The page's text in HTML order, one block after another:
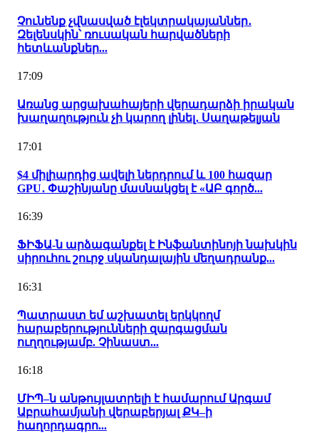
Չունենք չվնասված էլեկտրակայաններ․
Զելենսկին՝ ռուսական հարվածների
հետևանքներ...
17:09
Առանց արցախահայերի վերադարձի իրական
խաղաղություն չի կարող լինել․ Սաղաթելյան
17:01
$4 միլիարդից ավելի ներդրում և 100 հազար
GPU․ Փաշինյանը մասնակցել է «ԱԲ գործ...
16:39
ՖԻՖԱ-ն արձագանքել է Ինֆանտինոյի նախկին
սիրուհու շուրջ սկանդալային մեղադրանք...
16:31
Պատրաստ եմ աշխատել երկկողմ
հարաբերությունների զարգացման
ուղղությամբ. Չինաստ...
16:18
ՄԻՊ–ն անթույլատրելի է համարում Արգամ
Աբրահամյանի վերաբերյալ ՔԿ–ի
հաղորդագրո...